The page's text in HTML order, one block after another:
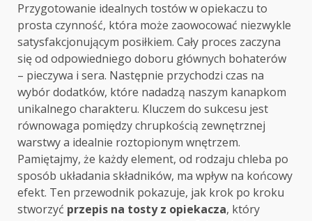
Przygotowanie idealnych tostów w opiekaczu to
prosta czynność, która może zaowocować niezwykle
satysfakcjonującym posiłkiem. Cały proces zaczyna
się od odpowiedniego doboru głównych bohaterów
– pieczywa i sera. Następnie przychodzi czas na
wybór dodatków, które nadadzą naszym kanapkom
unikalnego charakteru. Kluczem do sukcesu jest
równowaga pomiędzy chrupkością zewnętrznej
warstwy a idealnie roztopionym wnętrzem.
Pamiętajmy, że każdy element, od rodzaju chleba po
sposób układania składników, ma wpływ na końcowy
efekt. Ten przewodnik pokazuje, jak krok po kroku
stworzyć przepis na tosty z opiekacza, który